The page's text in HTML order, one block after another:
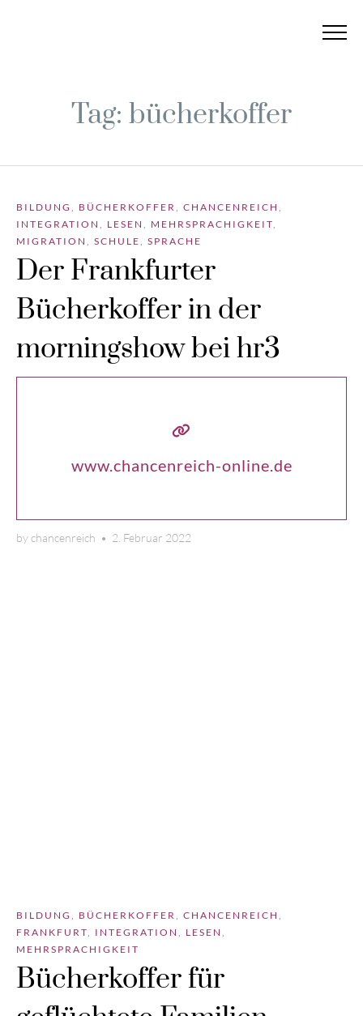
Tag: bücherkoffer
BILDUNG , BÜCHERKOFFER, CHANCENREICH ,
INTEGRATION , LESEN , MEHRSPRACHIGKEIT,
MIGRATION , SCHULE, SPRACHE
Der Frankfurter
Bücherkoffer in der
morningshow bei hr3
www.chancenreich-online.de
bychancenreich • 2. Februar 2022
BILDUNG BÜCHERKOFFER CHANCENREICH
FRANKFURT
INTEGRATION LESEN
MEHRSPRACHIGKEIT
Bücherkoffer für